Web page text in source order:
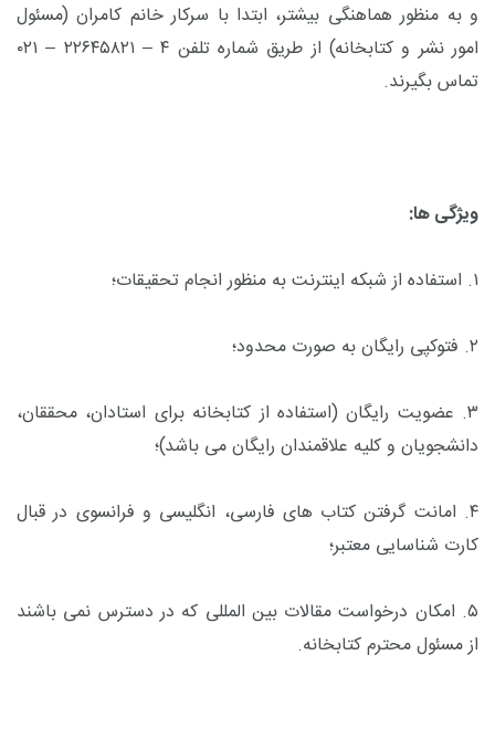
و به منظور هماهنگی بیشتر، ابتدا با سرکار خانم کامران (مسئول
امور نشر و کتابخانه) از طریق شماره تلفن ۴ – ۲۲۶۴۵۸۲۱ – ۰۲۱
تماس بگیرند.
ویژگی ها:
۱. استفاده از شبکه اینترنت به منظور انجام تحقیقات؛
۲. فتوکپی رایگان به صورت محدود؛
۳. عضویت رایگان (استفاده از کتابخانه برای استادان، محققان،
دانشجویان و کلیه علاقمندان رایگان می باشد)؛
۴. امانت گرفتن کتاب های فارسی، انگلیسی و فرانسوی در قبال
کارت شناسایی معتبر؛
۵. امکان درخواست مقالات بین المللی که در دسترس نمی باشند
از مسئول محترم کتابخانه.